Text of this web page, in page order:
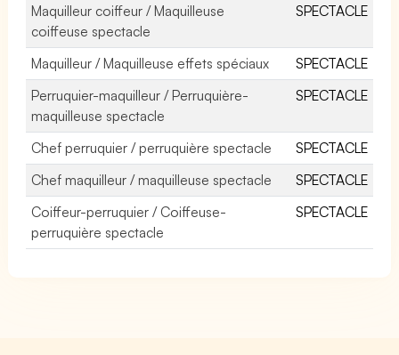
Maquilleur coiffeur / Maquilleuse
coiffeuse spectacle
SPECTACLE
Maquilleur / Maquilleuse effets spéciaux
SPECTACLE
Perruquier-maquilleur / Perruquière-
maquilleuse spectacle
SPECTACLE
Chef perruquier / perruquière spectacle
SPECTACLE
Chef maquilleur / maquilleuse spectacle
SPECTACLE
Coiffeur-perruquier / Coiffeuse-
perruquière spectacle
SPECTACLE